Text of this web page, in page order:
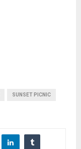
SUNSET PICNIC